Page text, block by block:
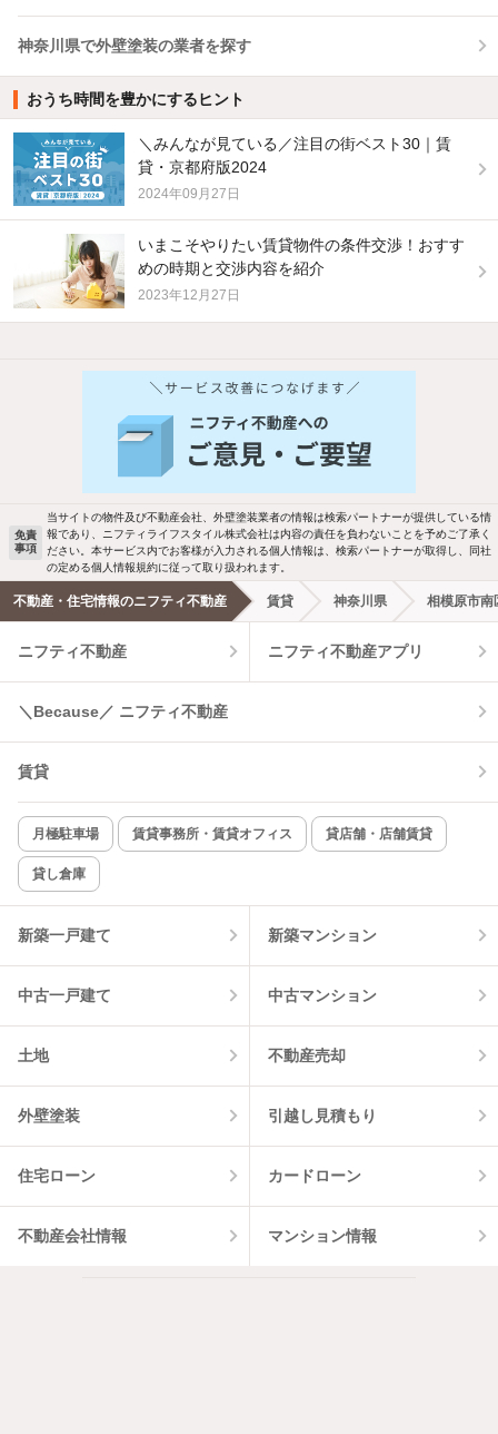
神奈川県で外壁塗装の業者を探す
おうち時間を豊かにするヒント
＼みんなが見ている／注目の街ベスト30｜賃
貸・京都府版2024
2024年09月27日
いまこそやりたい賃貸物件の条件交渉！おすす
めの時期と交渉内容を紹介
2023年12月27日
他の人はこんな条件で絞り込んでいます！
バス・トイレ別 2階以上
駐車場あり ペット相談
洗濯機置場あり 独立洗面台
エアコンあり 都市ガス
温水洗浄便座 オートロック
コンロ2口以上
新着のみ インターネット無料
該当件数:
8
物件一覧に反映
免責
事項
当サイトの物件及び不動産会社、外壁塗装業者の情報は検索パートナーが提供している情
報であり、ニフティライフスタイル株式会社は内容の責任を負わないことを予めご了承く
ださい。本サービス内でお客様が入力される個人情報は、検索パートナーが取得し、同社
の定める個人情報規約に従って取り扱われます。
不動産・住宅情報のニフティ不動産 賃貸 神奈川県 相模原市南
ニフティ不動産 ニフティ不動産アプリ
＼Because／ ニフティ不動産
賃貸
月極駐車場 賃貸事務所・賃貸オフィス 貸店舗・店舗賃貸
貸し倉庫
新築一戸建て 新築マンション
中古一戸建て 中古マンション
土地 不動産売却
外壁塗装 引越し見積もり
住宅ローン カードローン
不動産会社情報 マンション情報